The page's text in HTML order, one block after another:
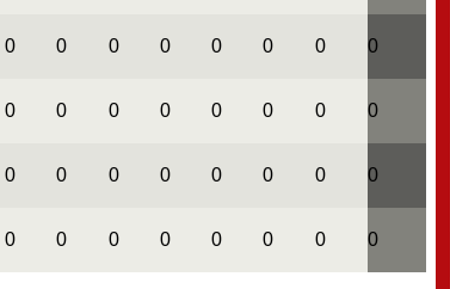
0 0 0 0 0 0 0 0
0 0 0 0 0 0 0 0
0 0 0 0 0 0 0 0
0
0 0 0 0 0 0 0